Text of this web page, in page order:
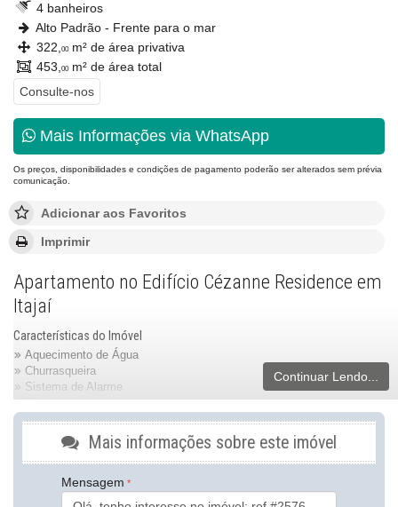
4 banheiros
Alto Padrão - Frente para o mar
322, 00m² de área privativa
453, 00m² de área total
Consulte-nos
Mais Informações via WhatsApp
Os preços, disponibilidades e condições de pagamento poderão ser alterados sem prévia
comunicação.
Adicionar aos Favoritos
Imprimir
Apartamento no Edifício Cézanne Residence em
Itajaí
Características do Imóvel
Aquecimento de Água
Churrasqueira
Sistema de Alarme
Piso Laminado
Piso Porcelanato
Infra para Ar Split
Vista Livre
Vista Mar
Acabamento em Gesso
Fechadura Eletrônica
Continuar Lendo...
Mais informações sobre este imóvel
Mensagem